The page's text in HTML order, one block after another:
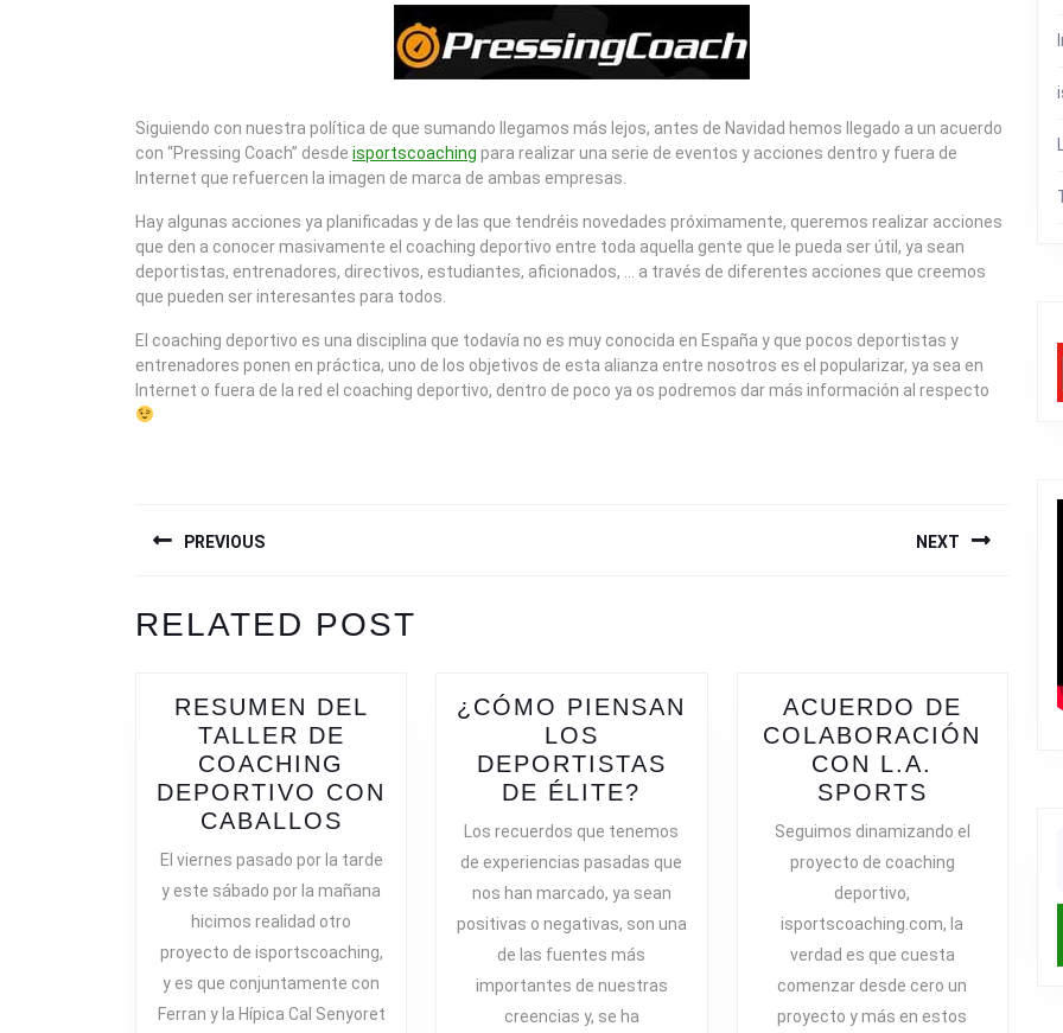
Siguiendo con nuestra política de que sumando llegamos más lejos, antes de Navidad hemos llegado a un acuerdo
con “Pressing Coach” desde isportscoaching para realizar una serie de eventos y acciones dentro y fuera de
Internet que refuercen la imagen de marca de ambas empresas.
Hay algunas acciones ya planificadas y de las que tendréis novedades próximamente, queremos realizar acciones
que den a conocer masivamente el coaching deportivo entre toda aquella gente que le pueda ser útil, ya sean
deportistas, entrenadores, directivos, estudiantes, aficionados, … a través de diferentes acciones que creemos
que pueden ser interesantes para todos.
El coaching deportivo es una disciplina que todavía no es muy conocida en España y que pocos deportistas y
entrenadores ponen en práctica, uno de los objetivos de esta alianza entre nosotros es el popularizar, ya sea en
Internet o fuera de la red el coaching deportivo, dentro de poco ya os podremos dar más información al respecto
DE
ENTRADAS
PREVIOUS
post:
NEXT
RELATED POST
RESUMEN DEL
TALLER DE
COACHING
DEPORTIVO CON
CABALLOS RESUMEN
DEL
DE
COACHING
DEPORTIVO
CON
CABALLOS
El viernes pasado por la tarde
y este sábado por la mañana
hicimos realidad otro
proyecto de isportscoaching,
y es que conjuntamente con
Ferran y la Hípica Cal Senyoret
¿CÓMO PIENSAN
LOS
DEPORTISTAS
DE ÉLITE?
DEPORTISTAS
DE
ÉLITE?
Los recuerdos que tenemos
de experiencias pasadas que
nos han marcado, ya sean
positivas o negativas, son una
de las fuentes más
importantes de nuestras
creencias y, se ha
ACUERDO DE
COLABORACIÓN
CON L.A.
SPORTS
DE
CON
SPORTS
Seguimos dinamizando el
proyecto de coaching
deportivo,
isportscoaching.com, la
verdad es que cuesta
comenzar desde cero un
proyecto y más en estos